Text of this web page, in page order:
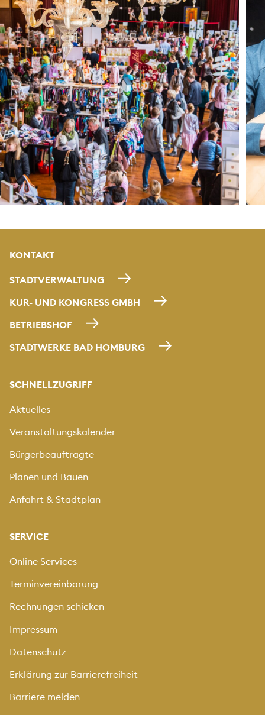
KONTAKT
STADTVERWALTUNG
KUR- UND KONGRESS GMBH
BETRIEBSHOF
STADTWERKE BAD HOMBURG
SCHNELLZUGRIFF
Aktuelles
Veranstaltungskalender
Bürgerbeauftragte
Planen und Bauen
Anfahrt & Stadtplan
SERVICE
Online Services
Terminvereinbarung
Rechnungen schicken
Impressum
Datenschutz
Erklärung zur Barrierefreiheit
Barriere melden